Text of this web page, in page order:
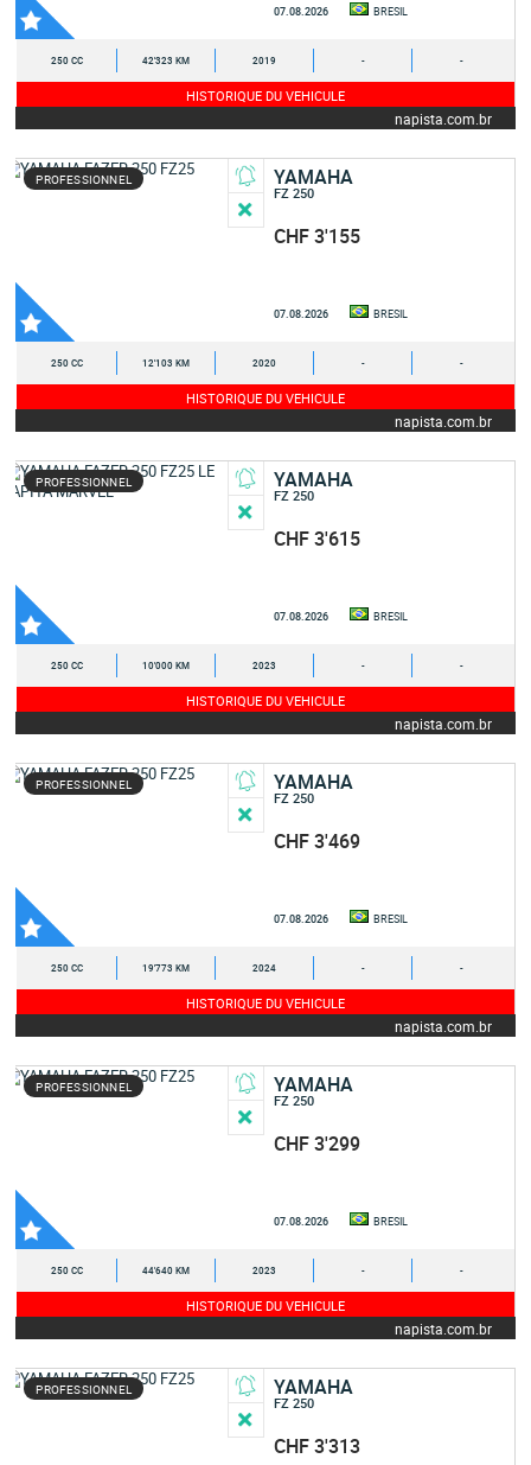
07.08.2026 BRESIL
250 CC 42'323 KM 2019 - -
HISTORIQUE DU VEHICULE
napista.com.br
PROFESSIONNEL YAMAHA
FZ 250
CHF 3'155
07.08.2026 BRESIL
250 CC 12'103 KM 2020 - -
HISTORIQUE DU VEHICULE
napista.com.br
PROFESSIONNEL YAMAHA
FZ 250
CHF 3'615
07.08.2026 BRESIL
250 CC 10'000 KM 2023 - -
HISTORIQUE DU VEHICULE
napista.com.br
PROFESSIONNEL YAMAHA
FZ 250
CHF 3'469
07.08.2026 BRESIL
250 CC 19'773 KM 2024 - -
HISTORIQUE DU VEHICULE
napista.com.br
PROFESSIONNEL YAMAHA
FZ 250
CHF 3'299
07.08.2026 BRESIL
250 CC 44'640 KM 2023 - -
HISTORIQUE DU VEHICULE
napista.com.br
PROFESSIONNEL YAMAHA
FZ 250
CHF 3'313